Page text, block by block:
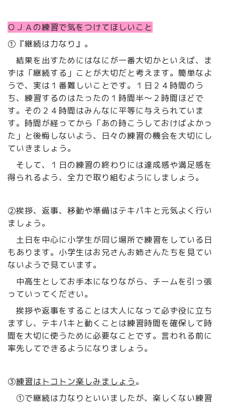
ＯＪＡの練習で気をつけてほしいこと
①『継続は力なり』。
結果を出すためにはなにが一番大切かといえば、ま
ずは「継続する」ことが大切だと考えます。簡単なよ
うで、実は１番難しいことです。１日２４時間のう
ち、練習するのはたったの１時間半～２時間ほどで
す。その２４時間はみんなに平等に与えられていま
す。時間が経ってから「あの時こうしておけばよかっ
た」と後悔しないよう、日々の練習の機会を大切にし
ていきましょう。
そして、１日の練習の終わりには達成感や満足感を
得られるよう、全力で取り組むようにしましょう。
②挨拶、返事、移動や準備はテキパキと元気よく行い
ましょう。
土日を中心に小学生が同じ場所で練習をしている日
もあります。小学生はお兄さんお姉さんたちを見てい
ないようで見ています。
中高生としてお手本になりながら、チームを引っ張
っていってください。
挨拶や返事をすることは大人になって必ず役に立ち
ますし、テキパキと動くことは練習時間を確保して時
間を大切に使うために必要なことです。言われる前に
率先してできるようになりましょう。
③練習はトコトン楽しみましょう。
①で継続は力なりといいましたが、楽しくない練習